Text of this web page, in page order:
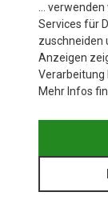
…
Services für
zuschneiden
Anzeigen
Verarbeitung
Mehr Infos